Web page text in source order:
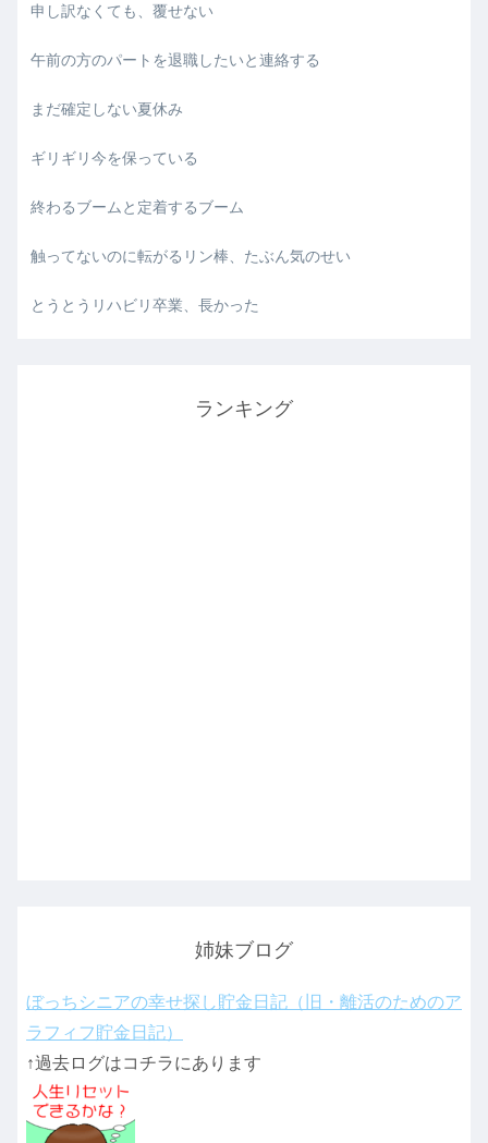
申し訳なくても、覆せない
午前の方のパートを退職したいと連絡する
まだ確定しない夏休み
ギリギリ今を保っている
終わるブームと定着するブーム
触ってないのに転がるリン棒、たぶん気のせい
とうとうリハビリ卒業、長かった
ランキング
姉妹ブログ
ぼっちシニアの幸せ探し貯金日記（旧・離活のためのア
ラフィフ貯金日記）
↑過去ログはコチラにあります